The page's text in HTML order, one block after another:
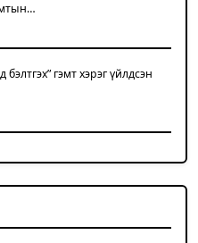
бэлтгэх” гэмт хэрэг үйлдсэн